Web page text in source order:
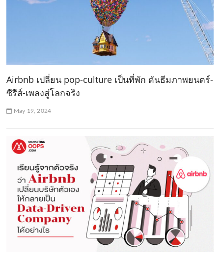
Airbnb เปลี่ยน pop-culture เป็นที่พัก ดันธีมภาพยนตร์-
ซีรีส์-เพลงสู่โลกจริง
May 19, 2024